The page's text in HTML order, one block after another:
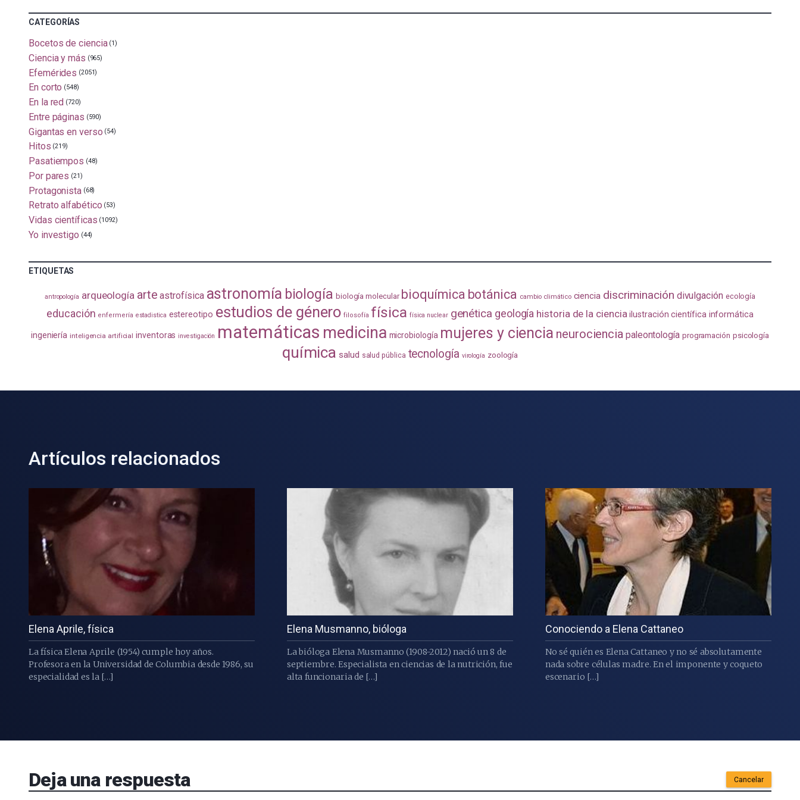
CATEGORÍAS
Bocetos de ciencia (1)
Ciencia y más (965)
Efemérides (2051)
En corto (548)
En la red (720)
Entre páginas (590)
Gigantas en verso (54)
Hitos (219)
Pasatiempos (48)
Por pares (21)
Protagonista (68)
Retrato alfabético (53)
Vidas científicas (1092)
Yo investigo (44)
ETIQUETAS
antropología arqueología arte astrofísica astronomía biología biología molecular bioquímica botánica cambio climático ciencia discriminación divulgación ecología
educación enfermería estadistica estereotipo estudios de género filosofía física física nuclear genética geología historia de la ciencia ilustración científica informática
ingeniería inteligencia artificial inventoras investigación matemáticas medicina microbiología mujeres y ciencia neurociencia paleontología programación psicología
química salud salud pública tecnología virología zoología
Artículos relacionados
Elena Aprile, física
La física Elena Aprile (1954) cumple hoy años.
Profesora en la Universidad de Columbia desde 1986, su
especialidad es la […]
Elena Musmanno, bióloga
La bióloga Elena Musmanno (1908-2012) nació un 8 de
septiembre. Especialista en ciencias de la nutrición, fue
alta funcionaria de […]
Conociendo a Elena Cattaneo
No sé quién es Elena Cattaneo y no sé absolutamente
nada sobre células madre. En el imponente y coqueto
escenario […]
Deja una respuesta Cancelar